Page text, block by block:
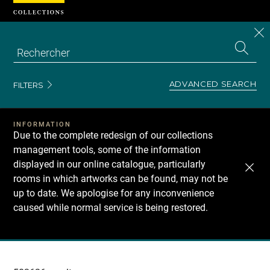
FILTERS ADVANCED SEARCH
INFORMATION
Due to the complete redesign of our collections
management tools, some of the information
displayed in our online catalogue, particularly
rooms in which artworks can be found, may not be
up to date. We apologise for any inconvenience
caused while normal service is being restored.
Recherche
Cookies management panel